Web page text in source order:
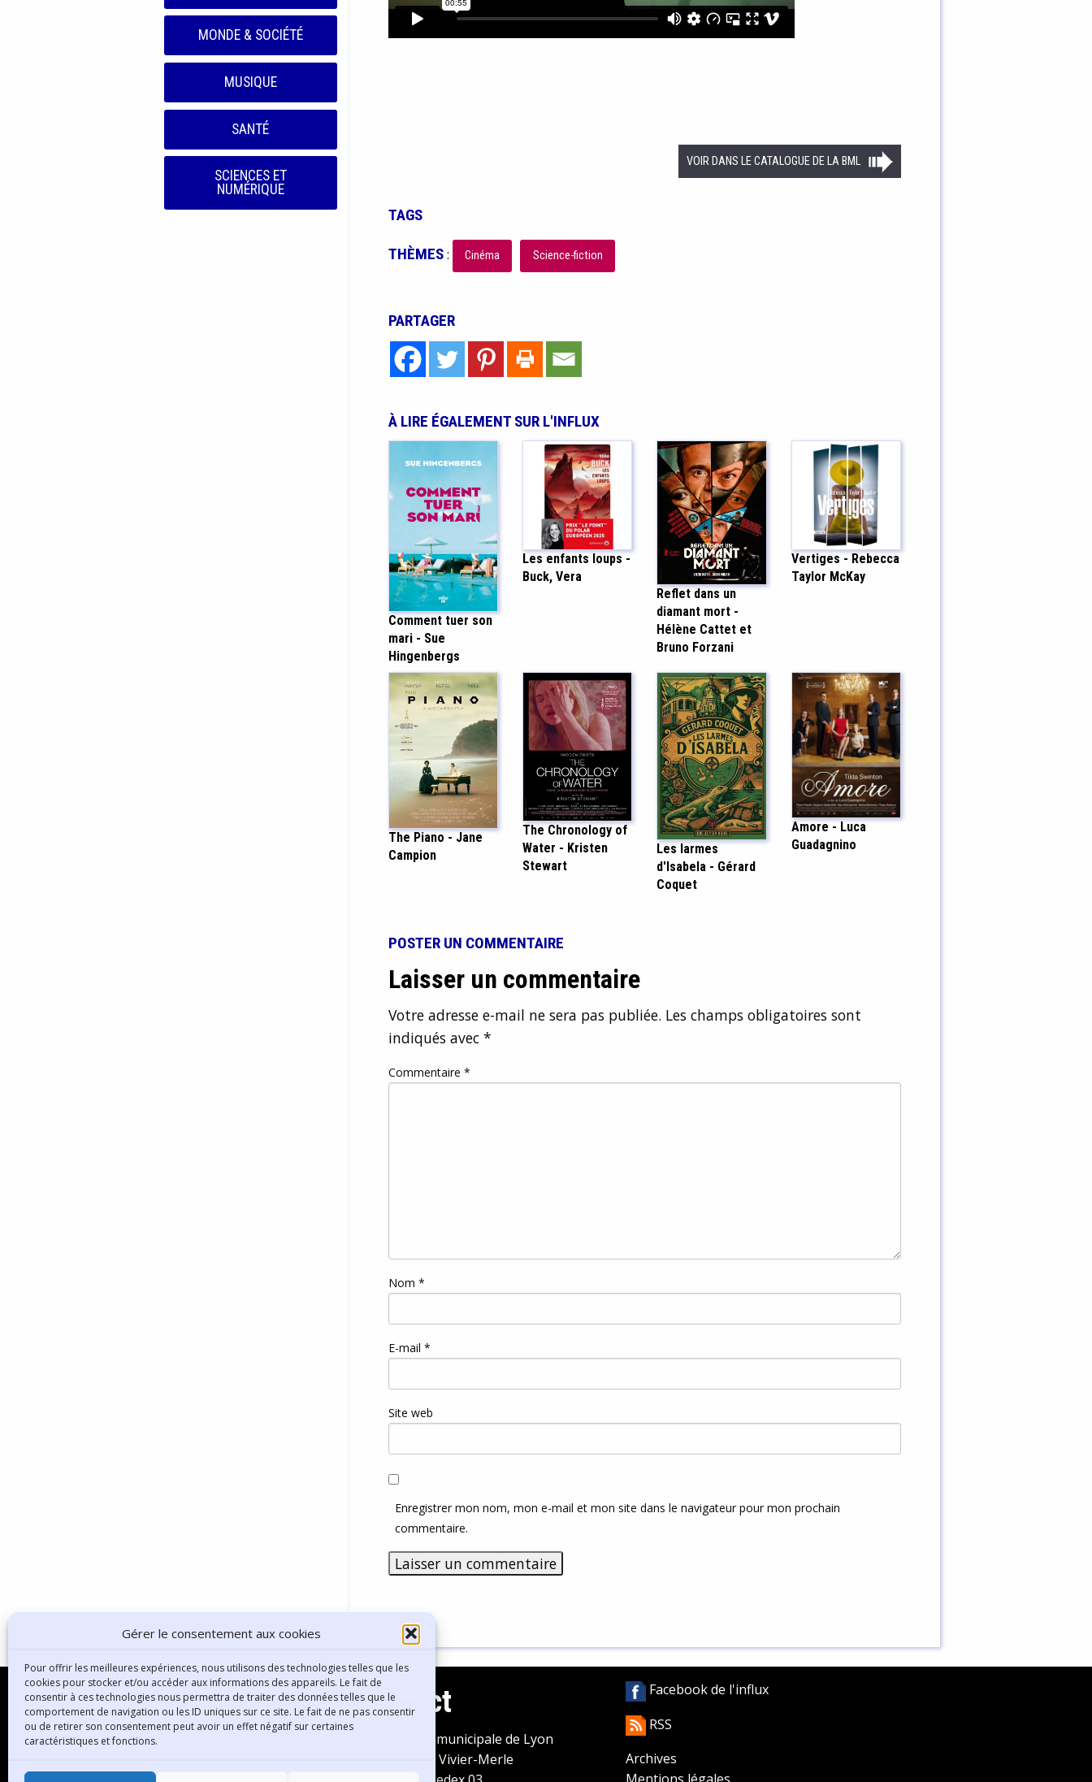
Gérer le consentement aux cookies
Pour offrir les meilleures expériences, nous utilisons des technologies telles que les
cookies pour stocker et/ou accéder aux informations des appareils. Le fait de
consentir à ces technologies nous permettra de traiter des données telles que le
comportement de navigation ou les ID uniques sur ce site. Le fait de ne pas consentir
ou de retirer son consentement peut avoir un effet négatif sur certaines
caractéristiques et fonctions.
MONDE & SOCIÉTÉ
MUSIQUE
SANTÉ
SCIENCES ET
NUMÉRIQUE
VOIR DANS LE CATALOGUE DE LA BML
TAGS
THÈMES: Cinéma Science-fiction
PARTAGER
À LIRE ÉGALEMENT SUR L'INFLUX
Comment tuer son
mari - Sue
Hingenbergs
Les enfants loups -
Buck, Vera
Reflet dans un
diamant mort -
Hélène Cattet et
Bruno Forzani
Vertiges - Rebecca
Taylor McKay
The Piano - Jane
Campion
The Chronology of
Water - Kristen
Stewart
Les larmes
d'Isabela - Gérard
Coquet
Amore - Luca
Guadagnino
POSTER UN COMMENTAIRE
Laisser un commentaire
Votre adresse e-mail ne sera pas publiée. Les champs obligatoires sont
indiqués avec *
Commentaire *
Nom *
E-mail *
Site web
Enregistrer mon nom, mon e-mail et mon site dans le navigateur pour mon prochain
commentaire.
Contact
Bibliothèque municipale de Lyon
30 Boulevard Vivier-Merle
Facebook de l'influx
RSS
Archives